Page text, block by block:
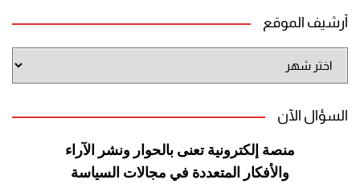
أرشيف الموقع
الموقع
السؤال الآن
منصة إلكترونية تعنى بالحوار ونشر الآراء
والأفكار المتعددة في مجالات السياسة